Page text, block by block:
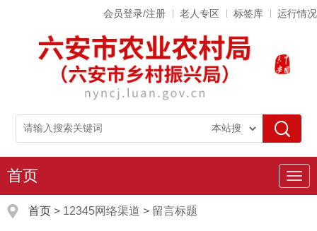
会员登录/注册 老人专区 标签库 运行情况
导
航
首页
首页 > 12345网络渠道 > 留言标题